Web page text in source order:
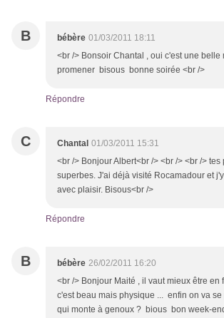
B bébère 01/03/2011 18:11
<br /> Bonsoir Chantal , oui c'est une belle
promener bisous bonne soirée <br />
Répondre
C Chantal 01/03/2011 15:31
<br /> Bonjour Albert<br /> <br /> <br /> tes
superbes. J'ai déjà visité Rocamadour et
avec plaisir. Bisous<br />
Répondre
B bébère 26/02/2011 16:20
<br /> Bonjour Maité , il vaut mieux être en
c'est beau mais physique ... enfin on va
qui monte à genoux ? bious bon week-